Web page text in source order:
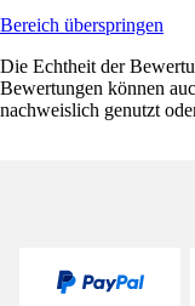
Bereich überspringen
Die Echtheit der
Bewertungen können
nachweislich genutzt